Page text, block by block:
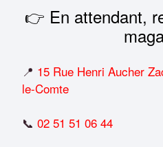
👉 En attendant,
📍 15 Rue Henri Aucher
le-Comte
📞 02 51 51 06 44